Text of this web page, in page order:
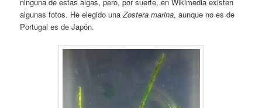
algunas fotos. He elegido unaZostera marina, aunque no es de
Portugal es de Japón.